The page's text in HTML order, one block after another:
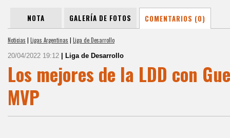
NOTA GALERÍA DE FOTOS COMENTARIOS (0)
Noticias | Ligas Argentinas | Liga de Desarrollo
20/04/2022 19:12 | Liga de Desarrollo
Los mejores de la LDD con
MVP